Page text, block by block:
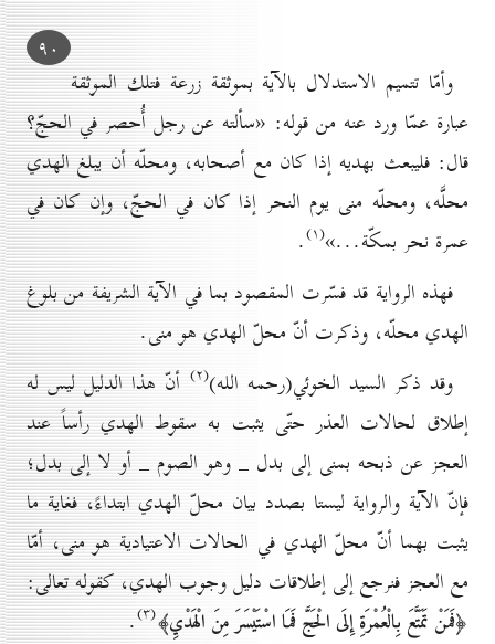
۹٠
وأمّا تتميم الاستدلال بالآية بموثقة زرعة فتلك الموثقة
عبارة عمّا ورد عنه من قوله: «سألته عن رجل أُحصر في الحجّ؟
قال: فليبعث بهديه إذا كان مع أصحابه، ومحلّه أن يبلغ الهدي
محلَّه، ومحلّه منى يوم النحر إذا كان في الحجّ، وإن كان في
عمرة نحر بمكّة...»(۱) .
فهذه الرواية قد فسّرت المقصود بما في الآية الشريفة من بلوغ
الهدي محلّه، وذكرت أنّ محلّ الهدي هو منى.
وقد ذكر السيد الخوئي(رحمه الله)(۲)
أنّ هذا الدليل ليس له
إطلاق لحالات العذر حتّى يثبت به سقوط الهدي رأساً عند
العجز عن ذبحه بمنى إلى بدل _ وهو الصوم _ أو لا إلى بدل؛
فإنّ الآية والرواية ليستا بصدد بيان محلّ الهدي ابتداءً، فغاية ما
يثبت بهما أنّ محلّ الهدي في الحالات الاعتيادية هو منى، أمّا
مع العجز فنرجع إلى إطلاقات دليل وجوب الهدي، كقوله تعالى:
﴿فَمَنْ تَمَتَّعَ بِالْعُمْرَةِ إِلَى الْحَجَّ فَمَا اسْتَيْسَرَ مِنَ الْهَدْيِ﴾(۳) .